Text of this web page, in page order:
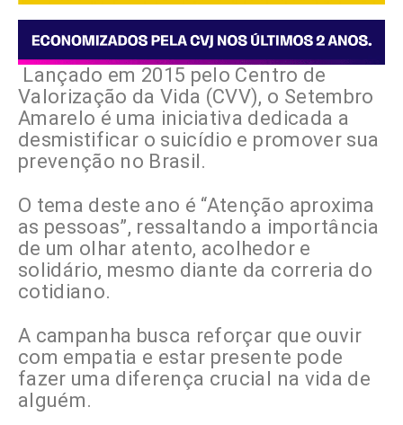
Lançado em 2015 pelo Centro de
Valorização da Vida (CVV), o Setembro
Amarelo é uma iniciativa dedicada a
desmistificar o suicídio e promover sua
prevenção no Brasil.
O tema deste ano é “Atenção aproxima
as pessoas”, ressaltando a importância
de um olhar atento, acolhedor e
solidário, mesmo diante da correria do
cotidiano.
A campanha busca reforçar que ouvir
com empatia e estar presente pode
fazer uma diferença crucial na vida de
alguém.